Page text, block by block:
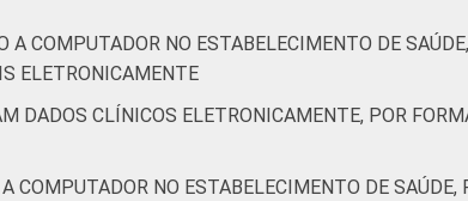
A COMPUTADOR NO ESTABELECIMENTO DE
ELETRONICAMENTE
DADOS CLÍNICOS ELETRONICAMENTE, POR
COMPUTADOR NO ESTABELECIMENTO DE